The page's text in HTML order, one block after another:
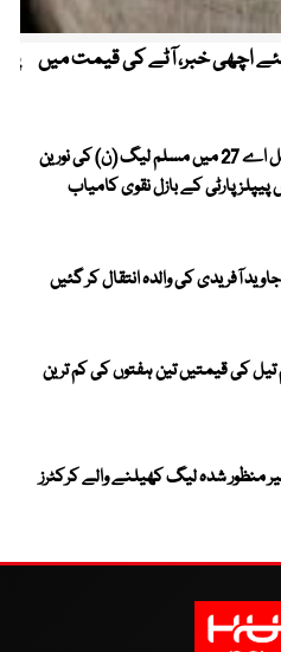
اچھی خبر، آٹے کی قیمت میں
آزاد کشمیر الیکشن ، ایل اے 27 میں مسلم لیگ (ن) کی نورین
آفریدی کی والدہ انتقال کر گئیں
کی قیمتیں تین ہفتوں کی کم ترین
منظور شدہ لیگ کھیلنے والے کرکٹرز